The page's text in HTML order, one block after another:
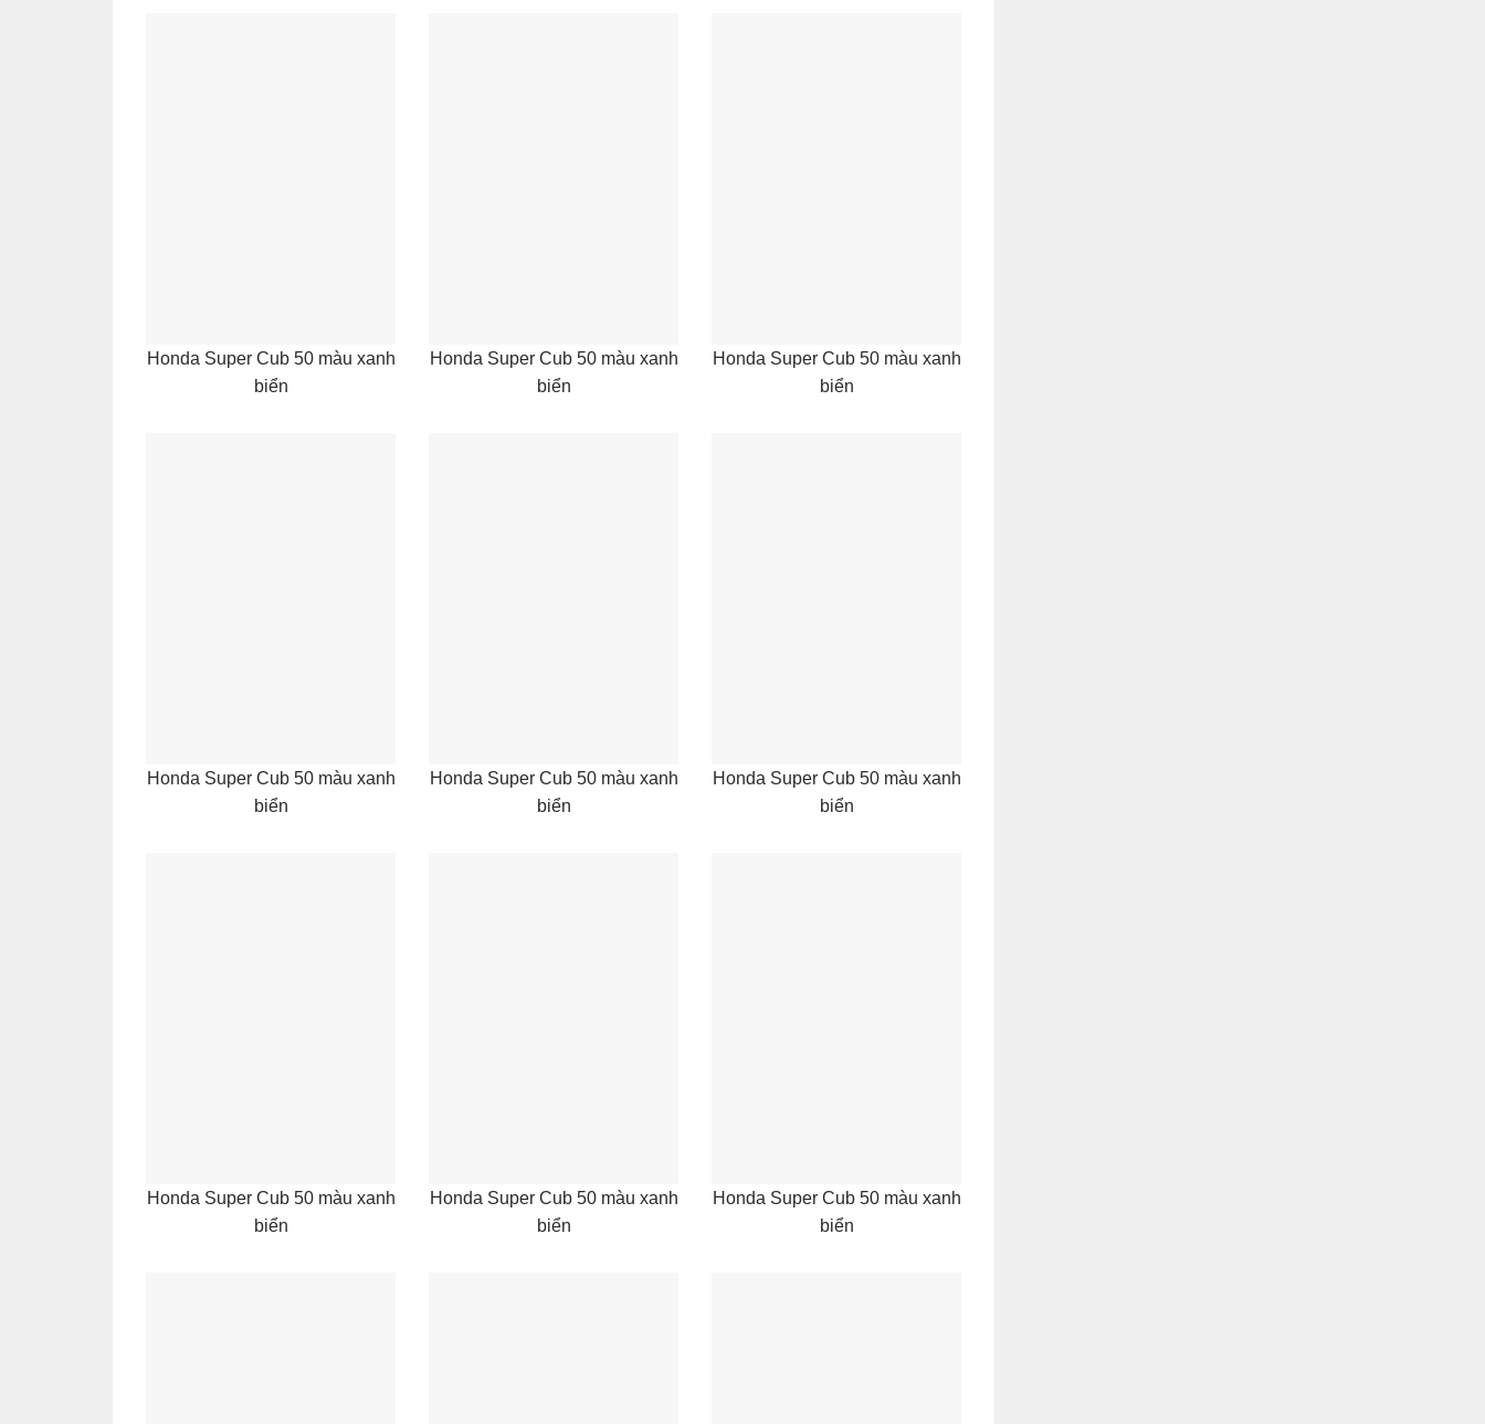
Honda Super Cub 50 màu xanh
biển
Honda Super Cub 50 màu xanh
biển
Honda Super Cub 50 màu xanh
biển
Honda Super Cub 50 màu xanh
biển
Honda Super Cub 50 màu xanh
biển
Honda Super Cub 50 màu xanh
biển
Honda Super Cub 50 màu xanh
biển
Honda Super Cub 50 màu xanh
biển
Honda Super Cub 50 màu xanh
biển